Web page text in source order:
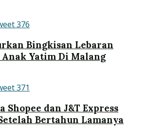
376
Bingkisan Lebaran
Anak Yatim Di Malang
371
Shopee dan J&T Express
Bertahun Lamanya